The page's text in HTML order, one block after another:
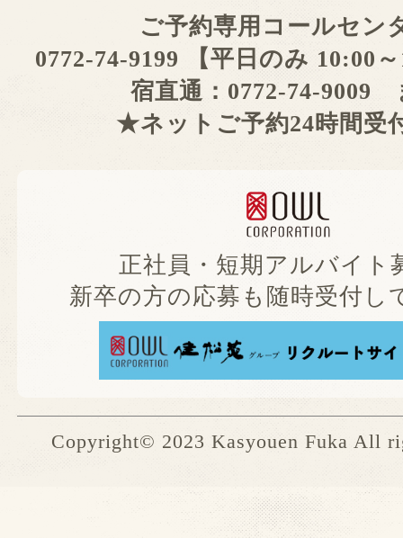
ご予約専用コールセン
0772-74-9199 【平日のみ 10:00
宿直通：0772-74-9009
★ネットご予約24時間受
正社員・短期アルバイト
新卒の方の応募も随時受付し
Copyright© 2023 Kasyouen Fuka All